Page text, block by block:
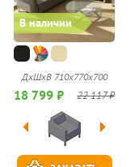
В наличии
ДхШхВ 710х770х700
18 799 ₽ 22 117 ₽